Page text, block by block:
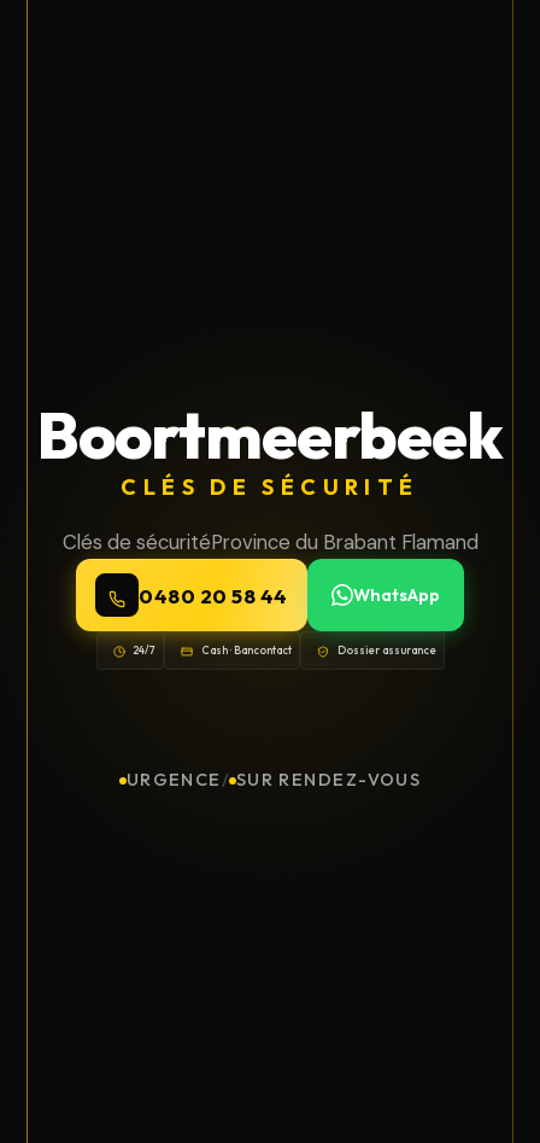
Boortmeerbeek
CLÉS DE SÉCURITÉ
Clés de sécuritéProvince du Brabant Flamand
0480 20 58 44 WhatsApp
24/7 Cash · Bancontact Dossier assurance
URGENCE / SUR RENDEZ-VOUS